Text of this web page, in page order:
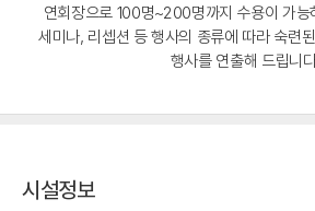
연회장으로 100명~200명까지 수용이 가능
세미나, 리셉션 등 행사의 종류에 따라 숙련
행사를 연출해 드립니
시설정보